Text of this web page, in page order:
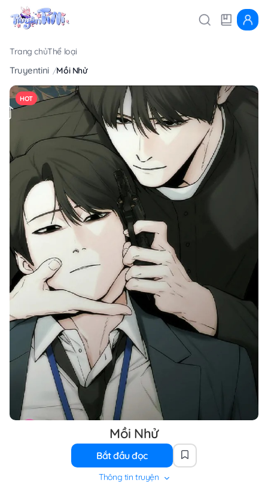
Trang chủThể loại
Truyentini Mồi Nhử
HOT
Mồi Nhử
Bắt đầu đọc
Thông tin truyện